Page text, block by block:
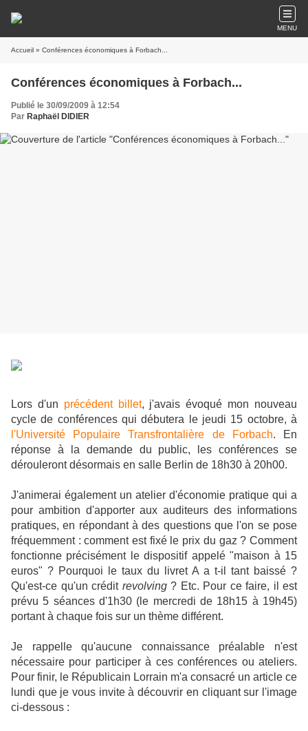
MENU
Accueil » Conférences économiques à Forbach...
Conférences économiques à Forbach...
Publié le 30/09/2009 à 12:54
Par Raphaël DIDIER
Lors d'un précédent billet, j'avais évoqué mon nouveau
cycle de conférences qui débutera le jeudi 15 octobre, à
l'Université Populaire Transfrontalière de Forbach. En
réponse à la demande du public, les conférences se
dérouleront désormais en salle Berlin de 18h30 à 20h00.
J'animerai également un atelier d'économie pratique qui a
pour ambition d'apporter aux auditeurs des informations
pratiques, en répondant à des questions que l'on se pose
fréquemment : comment est fixé le prix du gaz ? Comment
fonctionne précisément le dispositif appelé "maison à 15
euros" ? Pourquoi le taux du livret A a t-il tant baissé ?
Qu'est-ce qu'un crédit revolving? Etc. Pour ce faire, il est
prévu 5 séances d'1h30 (le mercredi de 18h15 à 19h45)
portant à chaque fois sur un thème différent.
Je rappelle qu'aucune connaissance préalable n'est
nécessaire pour participer à ces conférences ou ateliers.
Pour finir, le Républicain Lorrain m'a consacré un article ce
lundi que je vous invite à découvrir en cliquant sur l'image
ci-dessous :